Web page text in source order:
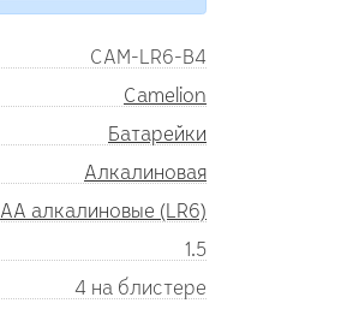
CAM-LR6-B4
Camelion
Батарейки
Алкалиновая
AA алкалиновые (LR6)
1.5
4 на блистере